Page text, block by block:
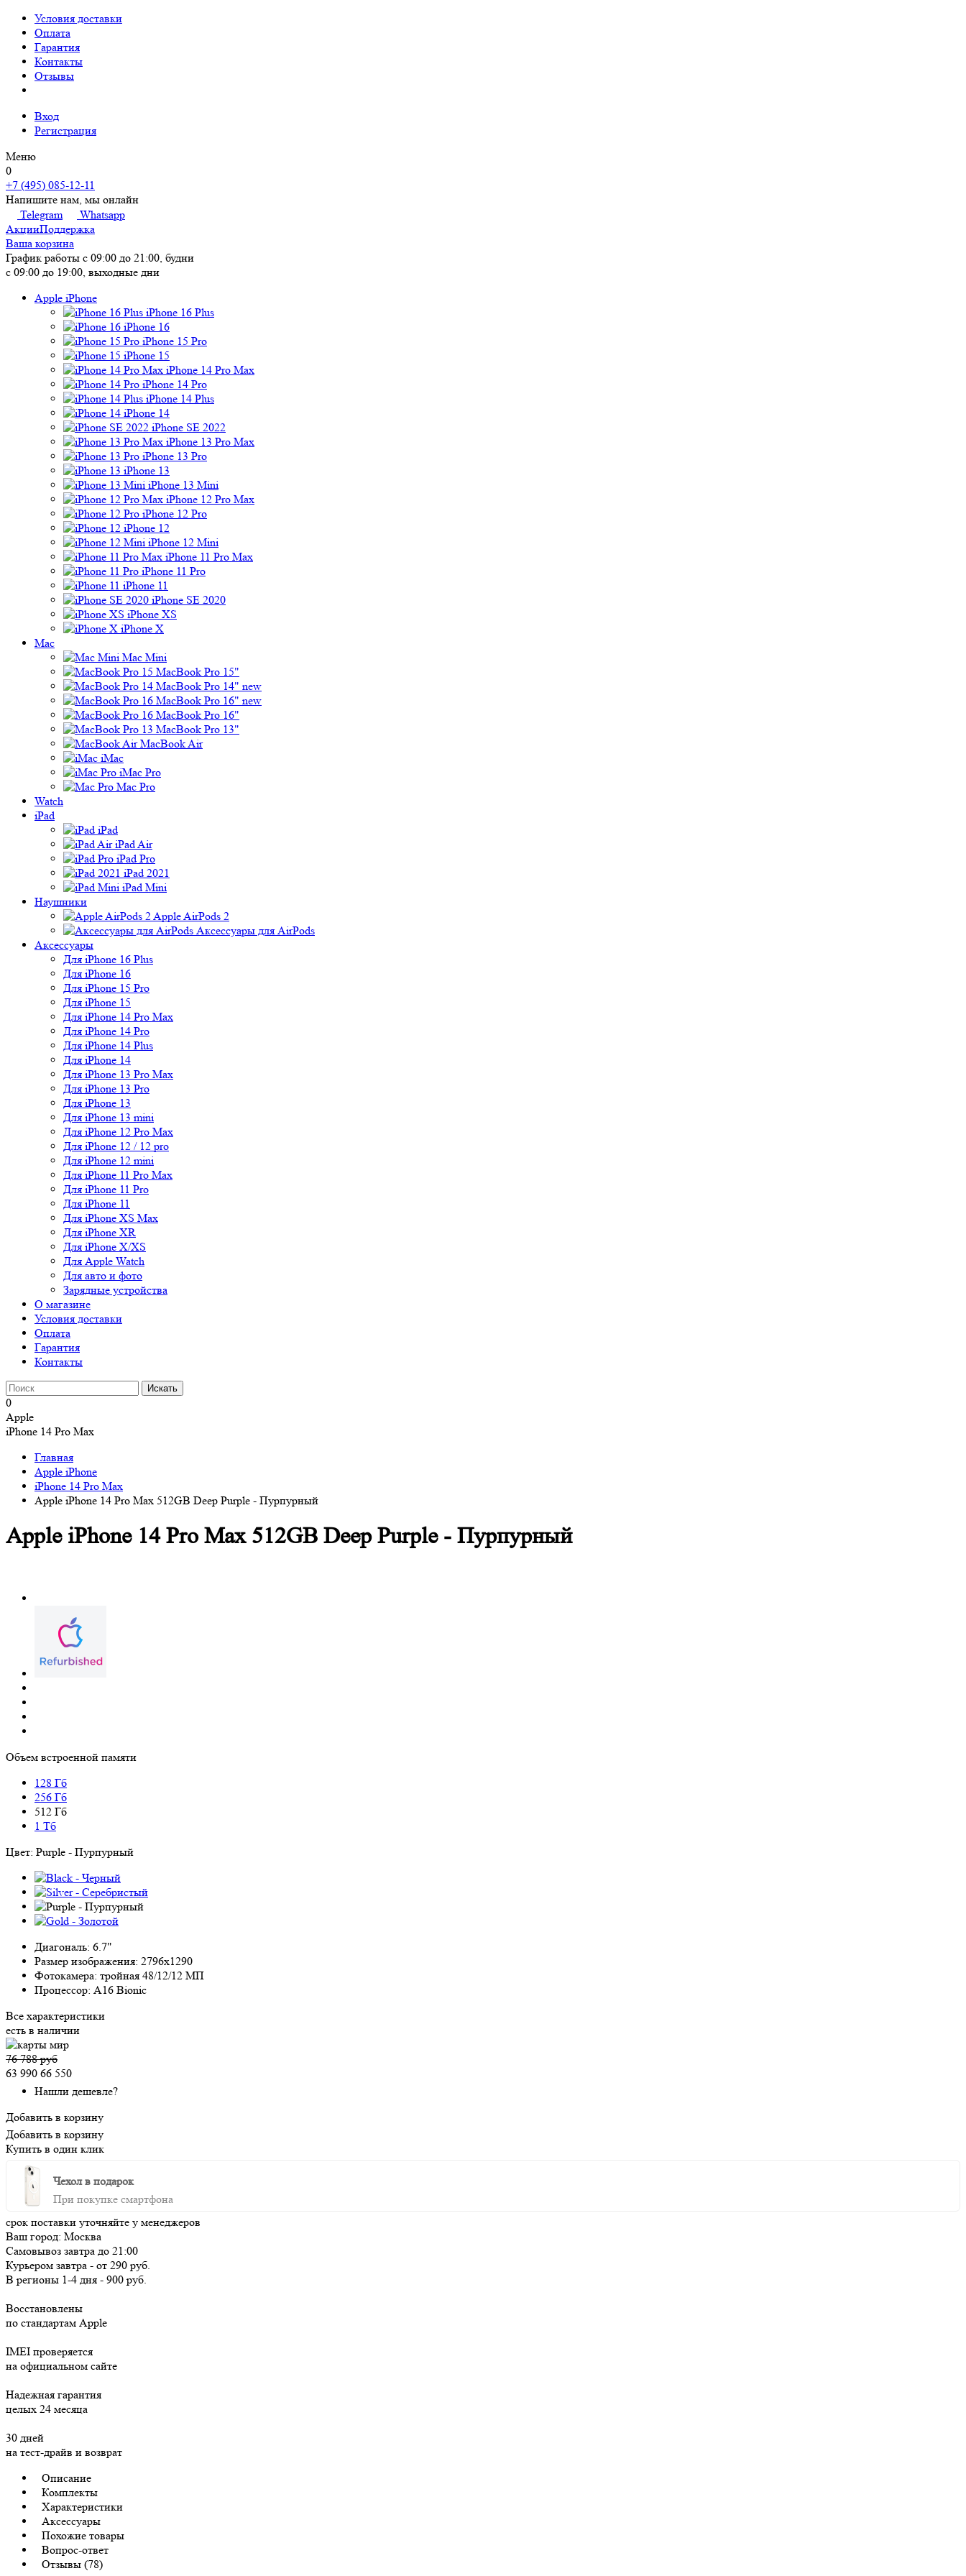
Условия доставки
Оплата
Гарантия
Контакты
Отзывы
Вход
Регистрация
Меню
0
+7 (495) 085-12-11
Напишите нам, мы онлайн
Telegram
Whatsapp
АкцииПоддержка
Ваша корзина
График работы с 09:00 до 21:00, будни
с 09:00 до 19:00, выходные дни
Apple iPhone
iPhone 16 Plus
iPhone 16
iPhone 15 Pro
iPhone 15
iPhone 14 Pro Max
iPhone 14 Pro
iPhone 14 Plus
iPhone 14
iPhone SE 2022
iPhone 13 Pro Max
iPhone 13 Pro
iPhone 13
iPhone 13 Mini
iPhone 12 Pro Max
iPhone 12 Pro
iPhone 12
iPhone 12 Mini
iPhone 11 Pro Max
iPhone 11 Pro
iPhone 11
iPhone SE 2020
iPhone XS
iPhone X
Mac
Mac Mini
MacBook Pro 15"
MacBook Pro 14" new
MacBook Pro 16" new
MacBook Pro 16"
MacBook Pro 13"
MacBook Air
iMac
iMac Pro
Mac Pro
Watch
iPad
iPad
iPad Air
iPad Pro
iPad 2021
iPad Mini
Наушники
Apple AirPods 2
Аксессуары для AirPods
Аксессуары
Для iPhone 16 Plus
Для iPhone 16
Для iPhone 15 Pro
Для iPhone 15
Для iPhone 14 Pro Max
Для iPhone 14 Pro
Для iPhone 14 Plus
Для iPhone 14
Для iPhone 13 Pro Max
Для iPhone 13 Pro
Для iPhone 13
Для iPhone 13 mini
Для iPhone 12 Pro Max
Для iPhone 12 / 12 pro
Для iPhone 12 mini
Для iPhone 11 Pro Max
Для iPhone 11 Pro
Для iPhone 11
Для iPhone XS Max
Для iPhone XR
Для iPhone X/XS
Для Apple Watch
Для авто и фото
Зарядные устройства
О магазине
Условия доставки
Оплата
Гарантия
Контакты
0
Apple
iPhone 14 Pro Max
Главная
Apple iPhone
iPhone 14 Pro Max
Apple iPhone 14 Pro Max 512GB Deep Purple - Пурпурный
Apple iPhone 14 Pro Max 512GB Deep Purple - Пурпурный
Объем встроенной памяти
128 Гб
256 Гб
512 Гб
1 Тб
Цвет: Purple - Пурпурный
Диагональ: 6.7"
Размер изображения: 2796x1290
Фотокамера: тройная 48/12/12 МП
Процессор: A16 Bionic
Все характеристики
есть в наличии
76 788 руб
63 990 66 550
Нашли дешевле?
Добавить в корзину
Добавить в корзину
Купить в один клик
Чехол в подарок
При покупке смартфона
срок поставки уточняйте у менеджеров
Ваш город: Москва
Самовывоз завтра до 21:00
Курьером завтра - от 290 руб.
В регионы 1-4 дня - 900 руб.
Восстановлены
по стандартам Apple
IMEI проверяется
на официальном сайте
Надежная гарантия
целых 24 месяца
30 дней
на тест-драйв и возврат
Описание
Комплекты
Характеристики
Аксессуары
Похожие товары
Вопрос-ответ
Отзывы (78)